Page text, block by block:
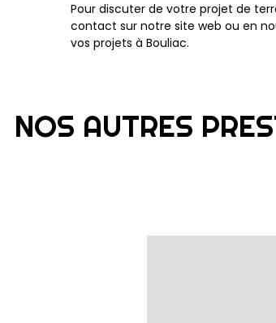
Pour discuter de votre projet de
contact sur notre site web ou en
vos projets à Bouliac.
NOS AUTRES